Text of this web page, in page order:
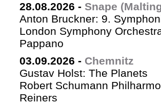
28.08.2026 - Snape
Anton Bruckner: 9.
London Symphony
Pappano
03.09.2026 - Chemnitz
Gustav Holst: The Planets
Robert Schumann
Reiners